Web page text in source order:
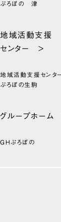
ぷろぼの 津
地域活動支援
センター >
地域活動支援センタ
ぷろぼの生駒
グループホー
GHぷろぼの